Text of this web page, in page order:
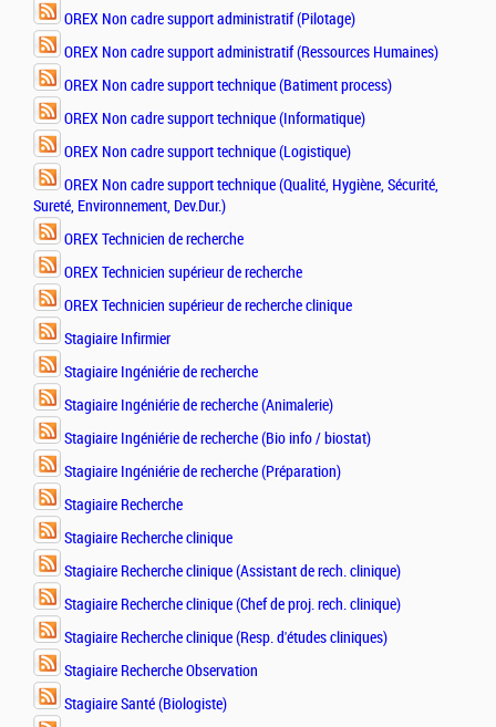
OREX Non cadre support administratif (Pilotage)
OREX Non cadre support administratif (Ressources Humaines)
OREX Non cadre support technique (Batiment process)
OREX Non cadre support technique (Informatique)
OREX Non cadre support technique (Logistique)
OREX Non cadre support technique (Qualité, Hygiène, Sécurité,
Sureté, Environnement, Dev.Dur.)
OREX Technicien de recherche
OREX Technicien supérieur de recherche
OREX Technicien supérieur de recherche clinique
Stagiaire Infirmier
Stagiaire Ingéniérie de recherche
Stagiaire Ingéniérie de recherche (Animalerie)
Stagiaire Ingéniérie de recherche (Bio info / biostat)
Stagiaire Ingéniérie de recherche (Préparation)
Stagiaire Recherche
Stagiaire Recherche clinique
Stagiaire Recherche clinique (Assistant de rech. clinique)
Stagiaire Recherche clinique (Chef de proj. rech. clinique)
Stagiaire Recherche clinique (Resp. d'études cliniques)
Stagiaire Recherche Observation
Stagiaire Santé (Biologiste)